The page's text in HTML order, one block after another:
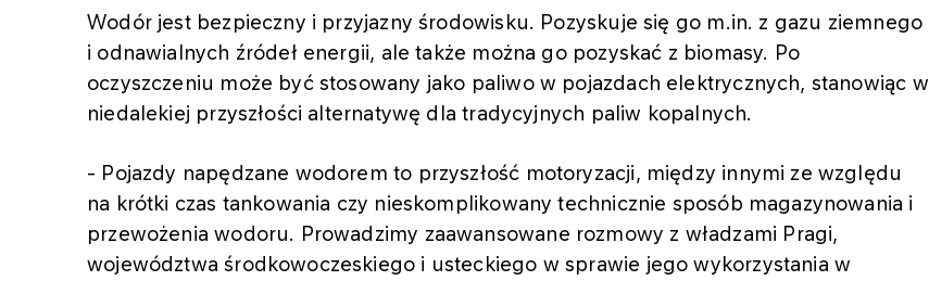
Wodór jest bezpieczny i przyjazny środowisku. Pozyskuje się go m.in. z gazu ziemnego
i odnawialnych źródeł energii, ale także można go pozyskać z biomasy. Po
oczyszczeniu może być stosowany jako paliwo w pojazdach elektrycznych, stanowiąc w
niedalekiej przyszłości alternatywę dla tradycyjnych paliw kopalnych.
- Pojazdy napędzane wodorem to przyszłość motoryzacji, między innymi ze względu
na krótki czas tankowania czy nieskomplikowany technicznie sposób magazynowania i
przewożenia wodoru. Prowadzimy zaawansowane rozmowy z władzami Pragi,
województwa środkowoczeskiego i usteckiego w sprawie jego wykorzystania w